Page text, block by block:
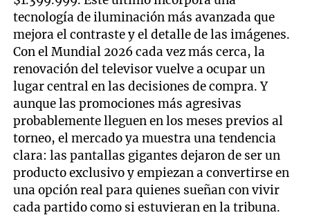
tecnología de iluminación más avanzada que
mejora el contraste y el detalle de las imágenes.
Con el Mundial 2026 cada vez más cerca, la
renovación del televisor vuelve a ocupar un
lugar central en las decisiones de compra. Y
aunque las promociones más agresivas
probablemente lleguen en los meses previos al
torneo, el mercado ya muestra una tendencia
clara: las pantallas gigantes dejaron de ser un
producto exclusivo y empiezan a convertirse en
una opción real para quienes sueñan con vivir
cada partido como si estuvieran en la tribuna.